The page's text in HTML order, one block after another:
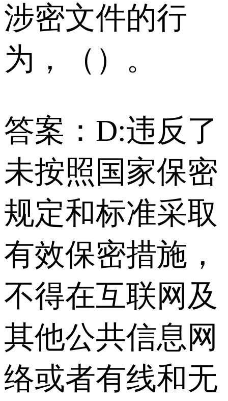
涉密文件的行
为，（）。
答案：D:违反了
未按照国家保密
规定和标准采取
有效保密措施，
不得在互联网及
其他公共信息网
络或者有线和无